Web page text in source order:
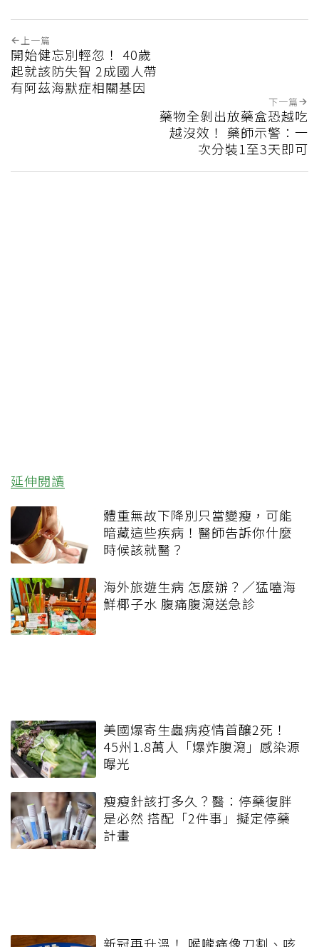
上一篇
開始健忘別輕忽！ 40歲
起就該防失智 2成國人帶
有阿茲海默症相關基因
下一篇
藥物全剝出放藥盒恐越吃
越沒效！ 藥師示警：一
次分裝1至3天即可
延伸閱讀
體重無故下降別只當變瘦，可能
暗藏這些疾病！醫師告訴你什麼
時候該就醫？
海外旅遊生病 怎麼辦？／猛嗑海
鮮椰子水 腹痛腹瀉送急診
美國爆寄生蟲病疫情首釀2死！
45州1.8萬人「爆炸腹瀉」感染源
曝光
瘦瘦針該打多久？醫：停藥復胖
是必然 搭配「2件事」擬定停藥
計畫